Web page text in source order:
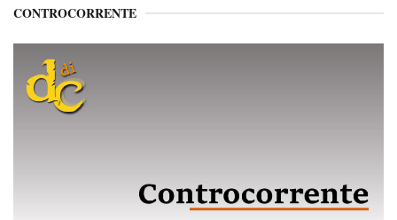
CONTROCORRENTE